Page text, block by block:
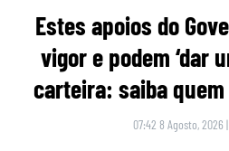
Estes apoios do
vigor e podem ‘dar
carteira: saiba
07:42 8 Agosto, 2026 |